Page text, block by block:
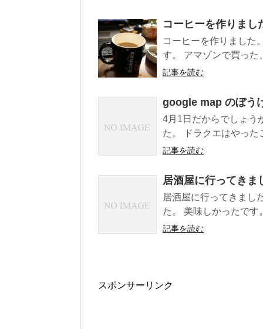
コーヒーを作りまし
コーヒーを作りました
す。 アマゾンで買った
記事を読む
google map のぼう
4月1日だからでしょう
た。 ドラクエはやった
記事を読む
居酒屋に行ってきま
居酒屋に行ってきまし
た。 美味しかったです
記事を読む
スポンサーリンク